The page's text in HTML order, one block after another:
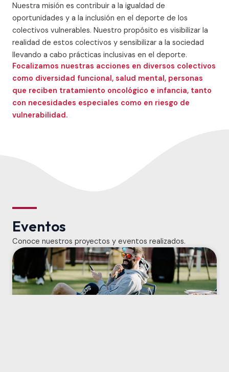
Nuestra misión es contribuir a la igualdad de
oportunidades y a la inclusión en el deporte de los
colectivos vulnerables. Nuestro propósito es visibilizar la
realidad de estos colectivos y sensibilizar a la sociedad
llevando a cabo prácticas inclusivas en el deporte.
Focalizamos nuestras acciones en diversos colectivos
como diversidad funcional, salud mental, personas
que reciben tratamiento oncológico e infancia, tanto
con necesidades especiales como en riesgo de
vulnerabilidad.
Eventos
Conoce nuestros proyectos y eventos realizados.